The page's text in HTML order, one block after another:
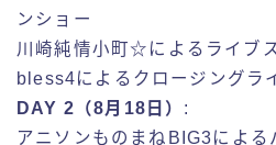
ンショー
川崎純情小町☆によるライブ
bless4によるクロージングラ
DAY 2（8月18日） :
アニソンものまねBIG3による